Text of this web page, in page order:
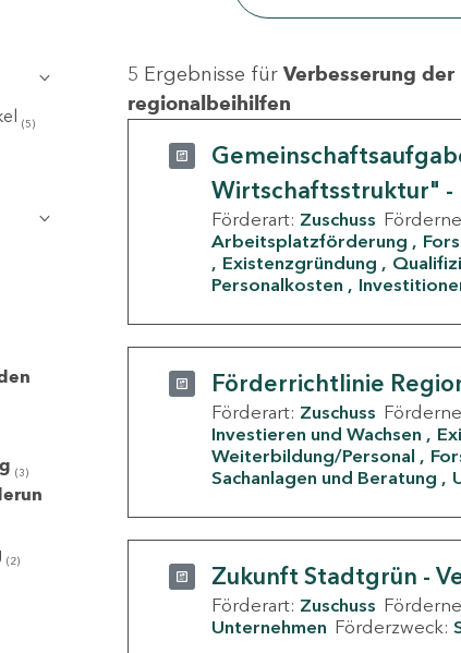
(5)
(3)
(2)
5 Ergebnisse für Verbesserung
regionalbeihilfen
Wirtschaftsstruktur" -
Förderart: Zuschuss
Arbeitsplatzförderung
Existenzgründung
Personalkosten
Förderrichtlinie
Förderart: Zuschuss
Investieren und Wachsen
Weiterbildung/Personal
Sachanlagen und Beratung
Zukunft Stadtgrün -
Förderart: Zuschuss
Unternehmen Förderzweck: